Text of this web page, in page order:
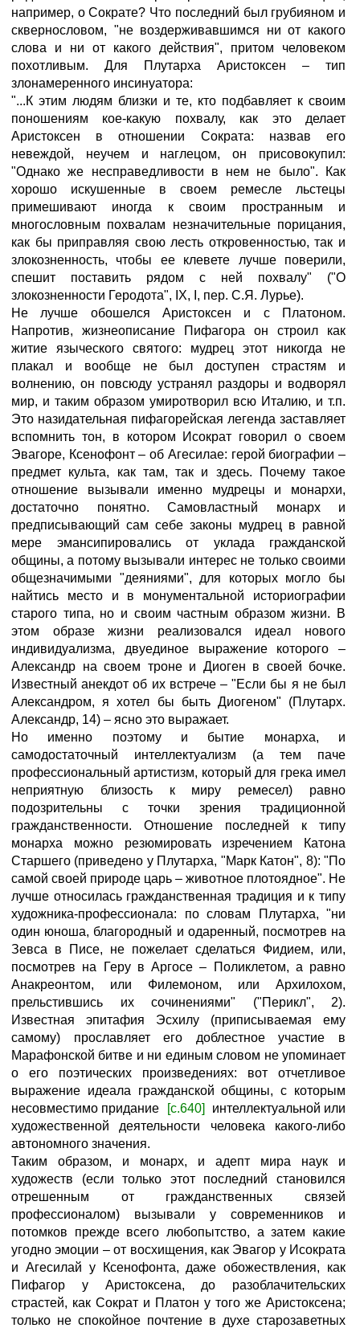
например, о Сократе? Что последний был грубияном и
сквернословом, "не воздерживавшимся ни от какого
слова и ни от какого действия", притом человеком
похотливым. Для Плутарха Аристоксен – тип
злонамеренного инсинуатора:
"...К этим людям близки и те, кто подбавляет к своим
поношениям кое-какую похвалу, как это делает
Аристоксен в отношении Сократа: назвав его
невеждой, неучем и наглецом, он присовокупил:
"Однако же несправедливости в нем не было". Как
хорошо искушенные в своем ремесле льстецы
примешивают иногда к своим пространным и
многословным похвалам незначительные порицания,
как бы приправляя свою лесть откровенностью, так и
злокозненность, чтобы ее клевете лучше поверили,
спешит поставить рядом с ней похвалу" ("О
злокозненности Геродота", IX, I, пер. С.Я. Лурье).
Не лучше обошелся Аристоксен и с Платоном.
Напротив, жизнеописание Пифагора он строил как
житие языческого святого: мудрец этот никогда не
плакал и вообще не был доступен страстям и
волнению, он повсюду устранял раздоры и водворял
мир, и таким образом умиротворил всю Италию, и т.п.
Это назидательная пифагорейская легенда заставляет
вспомнить тон, в котором Исократ говорил о своем
Эвагоре, Ксенофонт – об Агесилае: герой биографии –
предмет культа, как там, так и здесь. Почему такое
отношение вызывали именно мудрецы и монархи,
достаточно понятно. Самовластный монарх и
предписывающий сам себе законы мудрец в равной
мере эмансипировались от уклада гражданской
общины, а потому вызывали интерес не только своими
общезначимыми "деяниями", для которых могло бы
найтись место и в монументальной историографии
старого типа, но и своим частным образом жизни. В
этом образе жизни реализовался идеал нового
индивидуализма, двуединое выражение которого –
Александр на своем троне и Диоген в своей бочке.
Известный анекдот об их встрече – "Если бы я не был
Александром, я хотел бы быть Диогеном" (Плутарх.
Александр, 14) – ясно это выражает.
Но именно поэтому и бытие монарха, и
самодостаточный интеллектуализм (а тем паче
профессиональный артистизм, который для грека имел
неприятную близость к миру ремесел) равно
подозрительны с точки зрения традиционной
гражданственности. Отношение последней к типу
монарха можно резюмировать изречением Катона
Старшего (приведено у Плутарха, "Марк Катон", 8): "По
самой своей природе царь – животное плотоядное". Не
лучше относилась гражданственная традиция и к типу
художника-профессионала: по словам Плутарха, "ни
один юноша, благородный и одаренный, посмотрев на
Зевса в Писе, не пожелает сделаться Фидием, или,
посмотрев на Геру в Аргосе – Поликлетом, а равно
Анакреонтом, или Филемоном, или Архилохом,
прельстившись их сочинениями" ("Перикл", 2).
Известная эпитафия Эсхилу (приписываемая ему
самому) прославляет его доблестное участие в
Марафонской битве и ни единым словом не упоминает
о его поэтических произведениях: вот отчетливое
выражение идеала гражданской общины, с которым
несовместимо придание
[с.640]
интеллектуальной или
художественной деятельности человека какого-либо
автономного значения.
Таким образом, и монарх, и адепт мира наук и
художеств (если только этот последний становился
отрешенным от гражданственных связей
профессионалом) вызывали у современников и
потомков прежде всего любопытство, а затем какие
угодно эмоции – от восхищения, как Эвагор у Исократа
и Агесилай у Ксенофонта, даже обожествления, как
Пифагор у Аристоксена, до разоблачительских
страстей, как Сократ и Платон у того же Аристоксена;
только не спокойное почтение в духе старозаветных